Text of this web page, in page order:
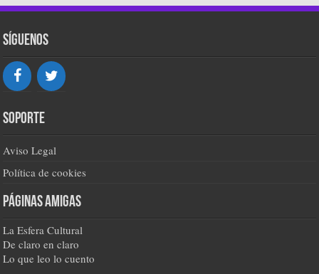
Síguenos
Soporte
Aviso Legal
Política de cookies
Páginas amigas
La Esfera Cultural
De claro en claro
Lo que leo lo cuento